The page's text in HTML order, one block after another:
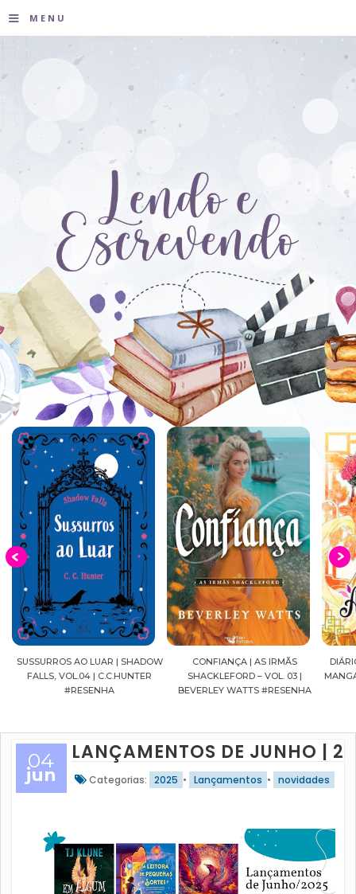
≡ MENU
CONFIANÇA | AS IRMÃS
SHACKLEFORD – VOL. 03 |
BEVERLEY WATTS #RESENHA
DIÁRIOS DE UMA APOTECÁRIA |
MANGÁ, VOL.04 | NATSU HYUUGA
04
jun
LANÇAMENTOS DE JUNHO |
Categorias: 2025 • Lançamentos • novidades